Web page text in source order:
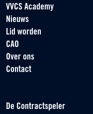
VVCS Academy
Nieuws
Lid worden
CAO
Over ons
Contact
De Contractspeler